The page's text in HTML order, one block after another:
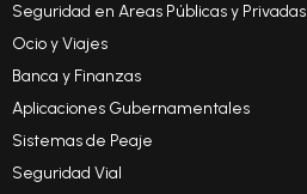
Seguridad en Areas Públicas y Privadas
Ocio y Viajes
Banca y Finanzas
Aplicaciones Gubernamentales
Sistemas de Peaje
Seguridad Vial